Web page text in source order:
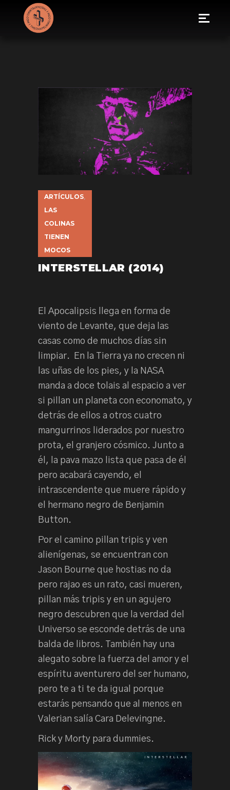
ARTÍCULOS,
LAS
COLINAS
TIENEN
MOCOS
INTERSTELLAR (2014)
El Apocalipsis llega en forma de
viento de Levante, que deja las
casas como de muchos días sin
limpiar. En la Tierra ya no crecen ni
las uñas de los pies, y la NASA
manda a doce tolais al espacio a ver
si pillan un planeta con economato, y
detrás de ellos a otros cuatro
mangurrinos liderados por nuestro
prota, el granjero cósmico. Junto a
él, la pava mazo lista que pasa de él
pero acabará cayendo, el
intrascendente que muere rápido y
el hermano negro de Benjamin
Button.
Por el camino pillan tripis y ven
alienígenas, se encuentran con
Jason Bourne que hostias no da
pero rajao es un rato, casi mueren,
pillan más tripis y en un agujero
negro descubren que la verdad del
Universo se esconde detrás de una
balda de libros. También hay una
alegato sobre la fuerza del amor y el
espíritu aventurero del ser humano,
pero te a ti te da igual porque
estarás pensando que al menos en
Valerian salía Cara Delevingne.
Rick y Morty para dummies.